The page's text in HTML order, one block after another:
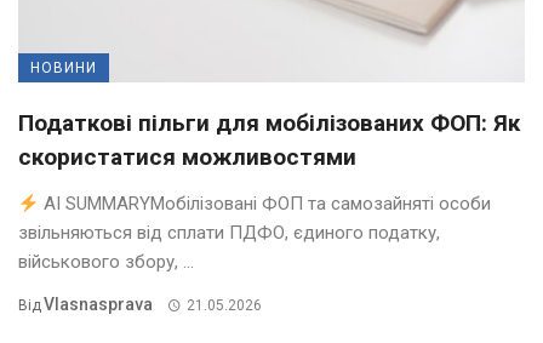
НОВИНИ
Податкові пільги для мобілізованих ФОП: Як
скористатися можливостями
AI SUMMARYМобілізовані ФОП та самозайняті особи
звільняються від сплати ПДФО, єдиного податку,
військового збору, ...
ВідVlasnasprava 21.05.2026